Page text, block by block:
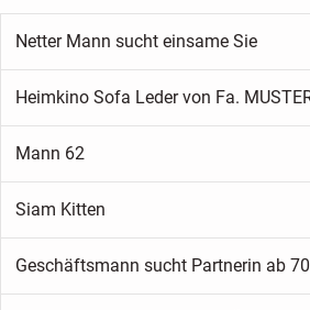
Netter Mann sucht einsame Sie
Mann 62
Siam Kitten
Geschäftsmann sucht Partnerin ab 70